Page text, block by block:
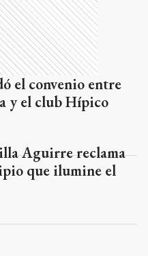
el convenio entre
y el club Hípico
que ilumine el